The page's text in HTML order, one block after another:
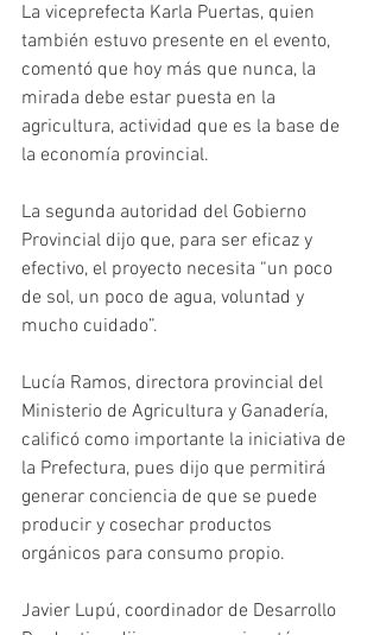
La viceprefecta Karla Puertas, quien
también estuvo presente en el evento,
comentó que hoy más que nunca, la
mirada debe estar puesta en la
agricultura, actividad que es la base de
la economía provincial.
La segunda autoridad del Gobierno
Provincial dijo que, para ser eficaz y
efectivo, el proyecto necesita “un poco
de sol, un poco de agua, voluntad y
mucho cuidado”.
Lucía Ramos, directora provincial del
Ministerio de Agricultura y Ganadería,
calificó como importante la iniciativa de
la Prefectura, pues dijo que permitirá
generar conciencia de que se puede
producir y cosechar productos
orgánicos para consumo propio.
Javier Lupú, coordinador de Desarrollo